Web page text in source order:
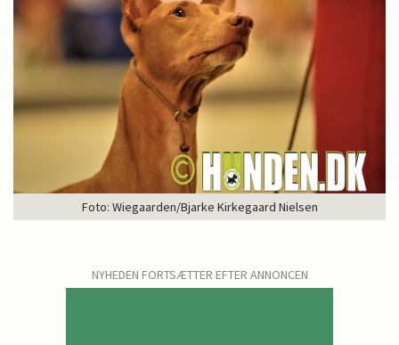
Foto: Wiegaarden/Bjarke Kirkegaard Nielsen
NYHEDEN FORTSÆTTER EFTER ANNONCEN